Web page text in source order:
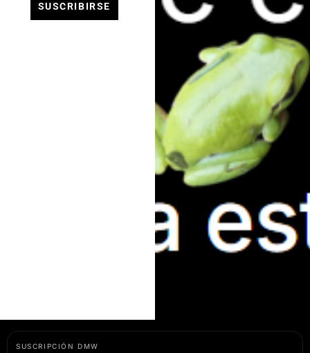
SUSCRIBIRSE
SUSCRIPCIÓN DMW